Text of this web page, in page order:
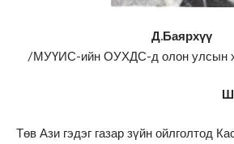
Д.Баярхүү
/МУҮИС-ийн ОУХДС-д олон улсын
Төв Ази гэдэг газар зүйн ойлголтод